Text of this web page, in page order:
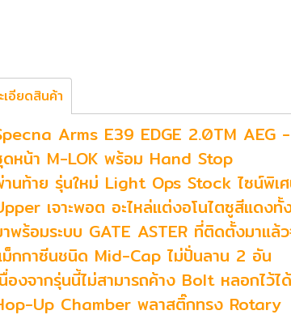
เอียดสินค้า
Arms E39 EDGE 2.0TM AEG
หน้า M-LOK พร้อม Hand Stop
นท้าย รุ่นใหม่ Light Ops Stock ไซน์พิเ
เจาะพอต อะไหล่แต่งอโนไตซูสีแดงทั้
พร้อมระบบ GATE ASTER ที่ติดตั้งมาแล้ว
กกาซีนชนิด Mid-Cap ไม่ปั่นลาน 2 อัน
องจากรุ่นนี้ไม่สามารถค้าง Bolt หลอกไว้
Up Chamber พลาสติ๊กทรง Rotary